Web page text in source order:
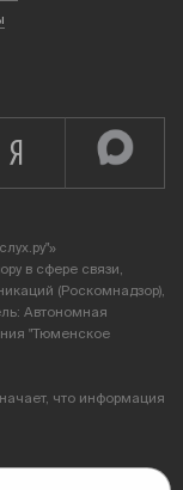
в сфере связи,
(Роскомнадзор),
Автономная
"Тюменское
что информация